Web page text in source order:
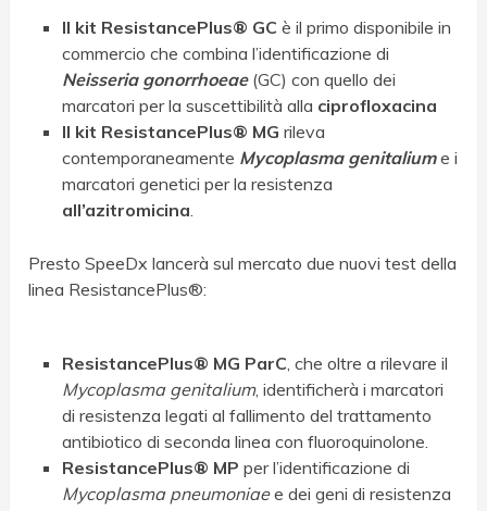
Il kit ResistancePlus® GC è il primo disponibile in
commercio che combina l’identificazione di
Neisseria gonorrhoeae(GC) con quello dei
marcatori per la suscettibilità alla ciprofloxacina
Il kit ResistancePlus® MG rileva
contemporaneamente Mycoplasma genitaliume i
marcatori genetici per la resistenza
all’azitromicina.
Presto SpeeDx lancerà sul mercato due nuovi test della
linea ResistancePlus®:
ResistancePlus® MG ParC, che oltre a rilevare il
Mycoplasma genitalium, identificherà i marcatori
di resistenza legati al fallimento del trattamento
antibiotico di seconda linea con fluoroquinolone.
ResistancePlus® MP per l’identificazione di
Mycoplasma pneumoniaee dei geni di resistenza